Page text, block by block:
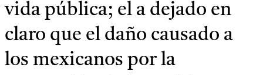
vida pública; el a dejado en
claro que el daño causado a
los mexicanos por la